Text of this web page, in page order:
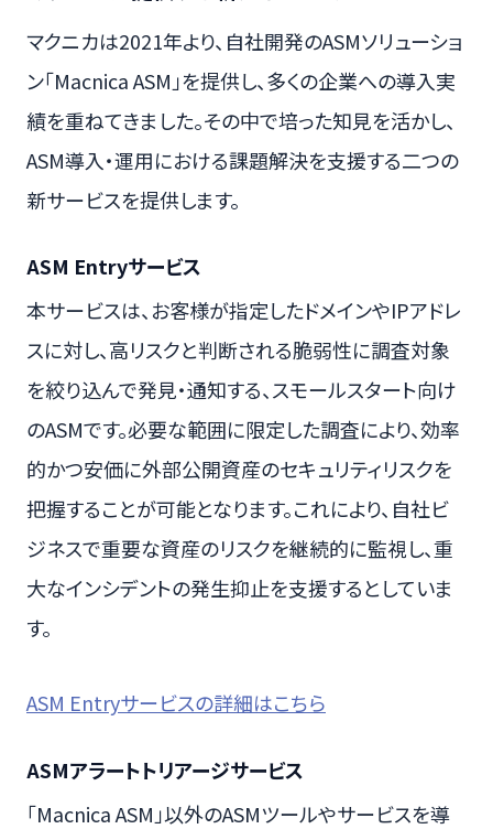
マクニカは2021年より、自社開発のASMソリューショ
ン「Macnica ASM」を提供し、多くの企業への導入実
績を重ねてきました。その中で培った知見を活かし、
ASM導入・運用における課題解決を支援する二つの
新サービスを提供します。
ASM Entryサービス
本サービスは、お客様が指定したドメインやIPアドレ
スに対し、高リスクと判断される脆弱性に調査対象
を絞り込んで発見・通知する、スモールスタート向け
のASMです。必要な範囲に限定した調査により、効率
的かつ安価に外部公開資産のセキュリティリスクを
把握することが可能となります。これにより、自社ビ
ジネスで重要な資産のリスクを継続的に監視し、重
大なインシデントの発生抑止を支援するとしていま
す。
ASM Entryサービスの詳細はこちら
ASMアラートトリアージサービス
「Macnica ASM」以外のASMツールやサービスを導